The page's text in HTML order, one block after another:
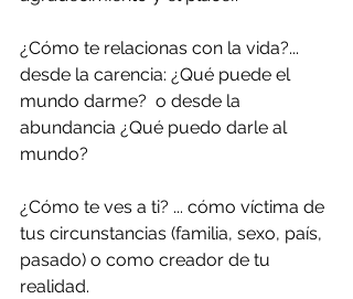
¿Cómo te relacionas con la vida?...
desde la carencia: ¿Qué puede el
mundo darme?  o desde la
abundancia ¿Qué puedo darle al
mundo?
¿Cómo te ves a ti? ... cómo víctima de
tus circunstancias (familia, sexo, país,
pasado) o como creador de tu
realidad.